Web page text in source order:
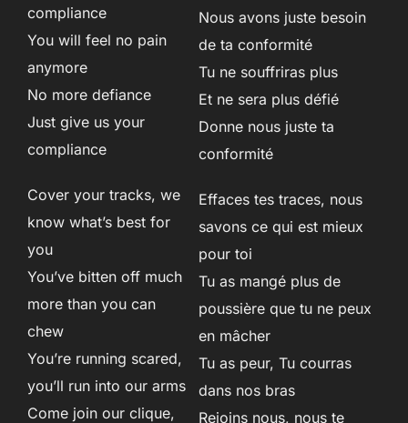
compliance
You will feel no pain
anymore
No more defiance
Just give us your
compliance
Cover your tracks, we
know what’s best for
you
You’ve bitten off much
more than you can
chew
You’re running scared,
you’ll run into our arms
Come join our clique,
Nous avons juste besoin
de ta conformité
Tu ne souffriras plus
Et ne sera plus défié
Donne nous juste ta
conformité
Effaces tes traces, nous
savons ce qui est mieux
pour toi
Tu as mangé plus de
poussière que tu ne peux
en mâcher
Tu as peur, Tu courras
dans nos bras
Rejoins nous, nous te